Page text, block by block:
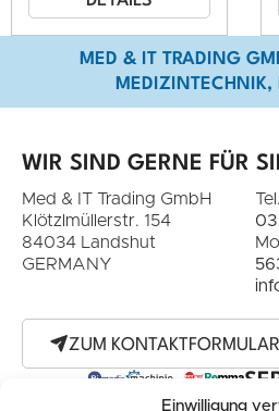
Einwilligung
MED & IT TRADING
MEDIZINTECHNIK,
WIR SIND GERNE FÜR
Med & IT Trading GmbH
Klötzlmüllerstr. 154
84034 Landshut
GERMANY
Tel.
03
ZUM KONTAKTFORMULAR